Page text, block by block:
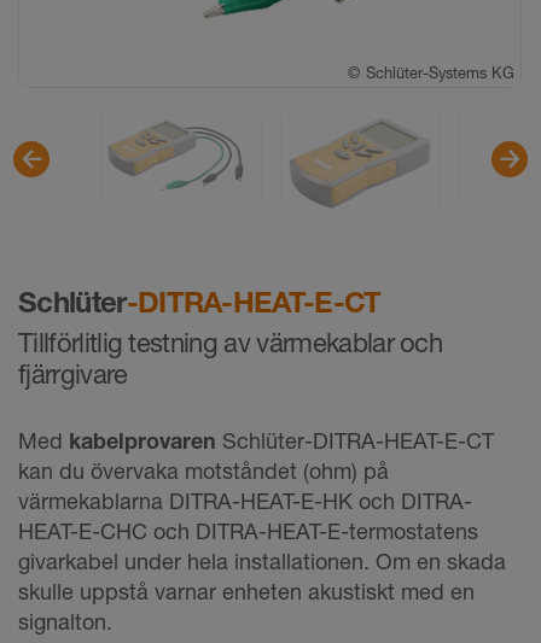
Schlüter-DITRA-HEAT-E-CT
Tillförlitlig testning av värmekablar och
fjärrgivare
Med kabelprovaren Schlüter-DITRA-HEAT-E-CT
kan du övervaka motståndet (ohm) på
värmekablarna DITRA-HEAT-E-HK och DITRA-
HEAT-E-CHC och DITRA-HEAT-E-termostatens
givarkabel under hela installationen. Om en skada
skulle uppstå varnar enheten akustiskt med en
signalton.
© Schlüter-Systems KG
© Schlüter-Systems KG
© Schlüter-Systems KG